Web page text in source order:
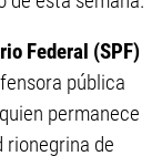
Federal (SPF)
pública
permanece
rionegrina de